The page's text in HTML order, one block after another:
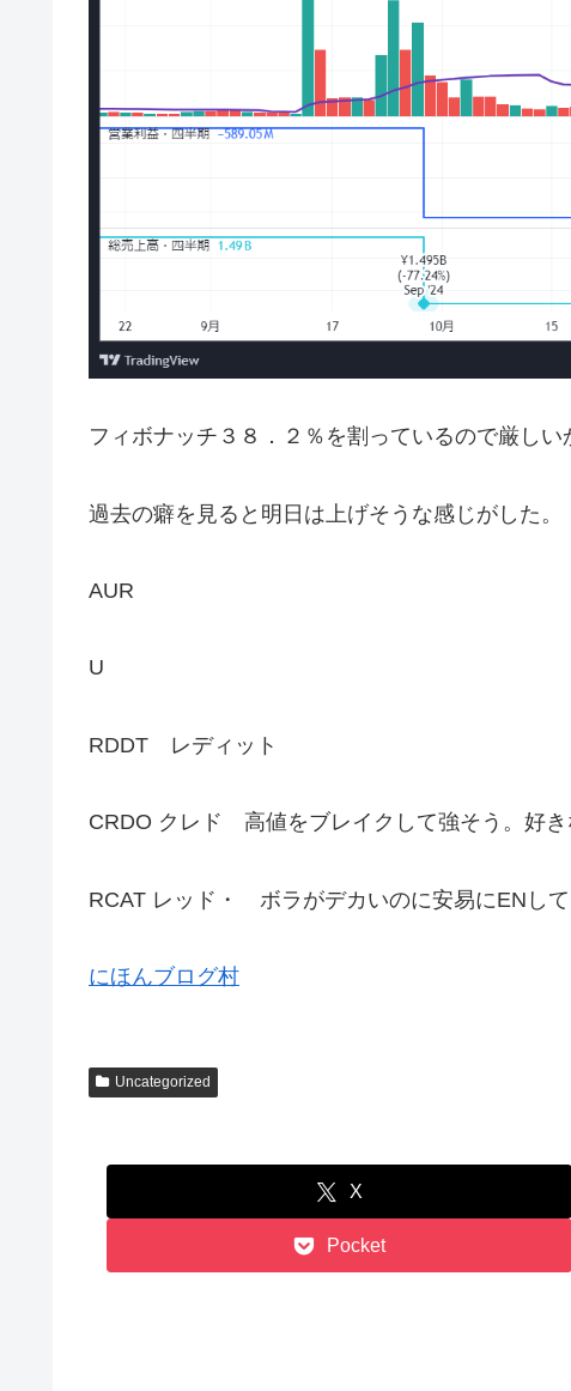
フィボナッチ３８．２％を割っているので厳しい
過去の癖を見ると明日は上げそうな感じがした。
AUR
U
RDDT レディット
CRDO クレド 高値をブレイクして強そう。好き
RCAT レッド・ ボラがデカいのに安易にENし
にほんブログ村
Uncategorized
X
Pocket